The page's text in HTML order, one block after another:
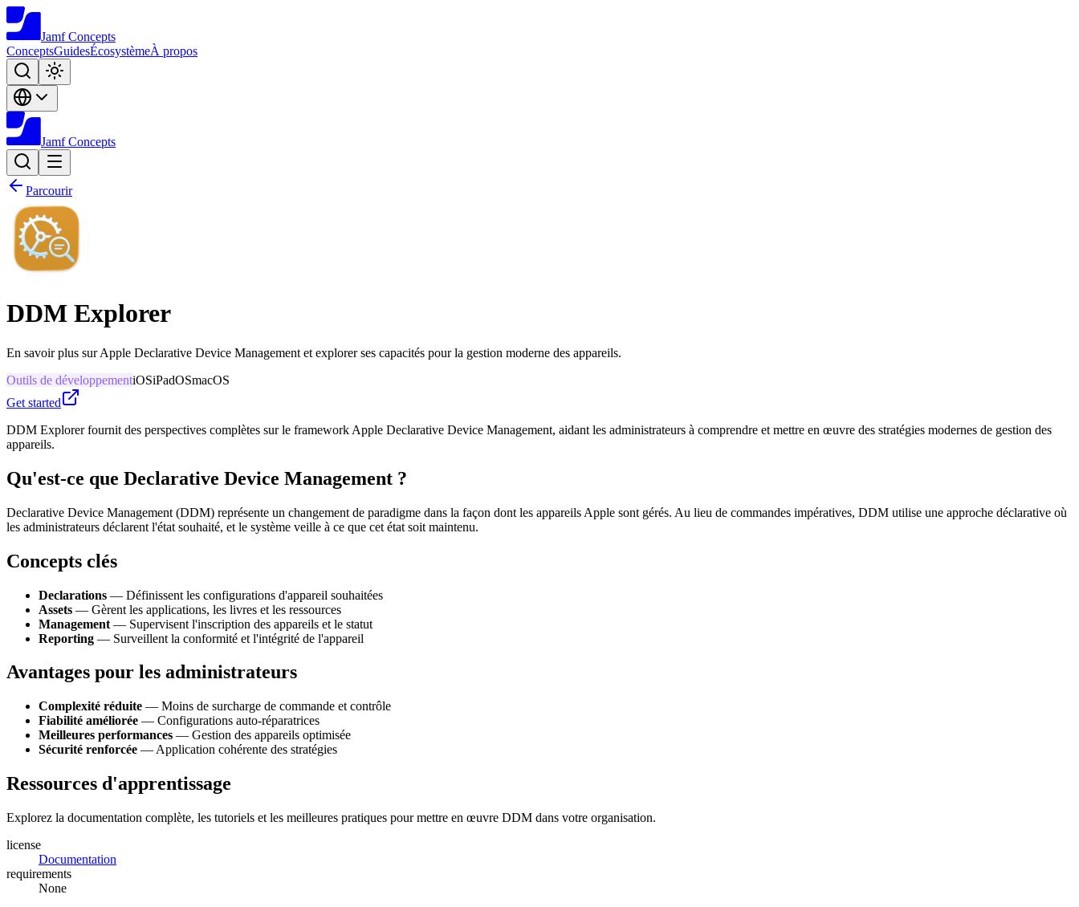
Jamf Concepts
ConceptsGuidesÉcosystèmeÀ propos
Jamf Concepts
Parcourir
DDM Explorer
En savoir plus sur Apple Declarative Device Management et explorer ses capacités pour la gestion moderne des appareils.
Outils de développementiOSiPadOSmacOS
Get started
DDM Explorer fournit des perspectives complètes sur le framework Apple Declarative Device Management, aidant les administrateurs à comprendre et mettre en œuvre des stratégies modernes de gestion des
appareils.
Qu'est-ce que Declarative Device Management ?
Declarative Device Management (DDM) représente un changement de paradigme dans la façon dont les appareils Apple sont gérés. Au lieu de commandes impératives, DDM utilise une approche déclarative où
les administrateurs déclarent l'état souhaité, et le système veille à ce que cet état soit maintenu.
Concepts clés
Declarations — Définissent les configurations d'appareil souhaitées
Assets — Gèrent les applications, les livres et les ressources
Management — Supervisent l'inscription des appareils et le statut
Reporting — Surveillent la conformité et l'intégrité de l'appareil
Avantages pour les administrateurs
Complexité réduite — Moins de surcharge de commande et contrôle
Fiabilité améliorée — Configurations auto-réparatrices
Meilleures performances — Gestion des appareils optimisée
Sécurité renforcée — Application cohérente des stratégies
Ressources d'apprentissage
Explorez la documentation complète, les tutoriels et les meilleures pratiques pour mettre en œuvre DDM dans votre organisation.
license
Documentation
requirements
None